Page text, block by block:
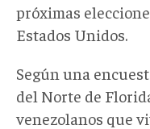
próximas
Estados Unidos.
Según una
del Norte de
venezolanos que